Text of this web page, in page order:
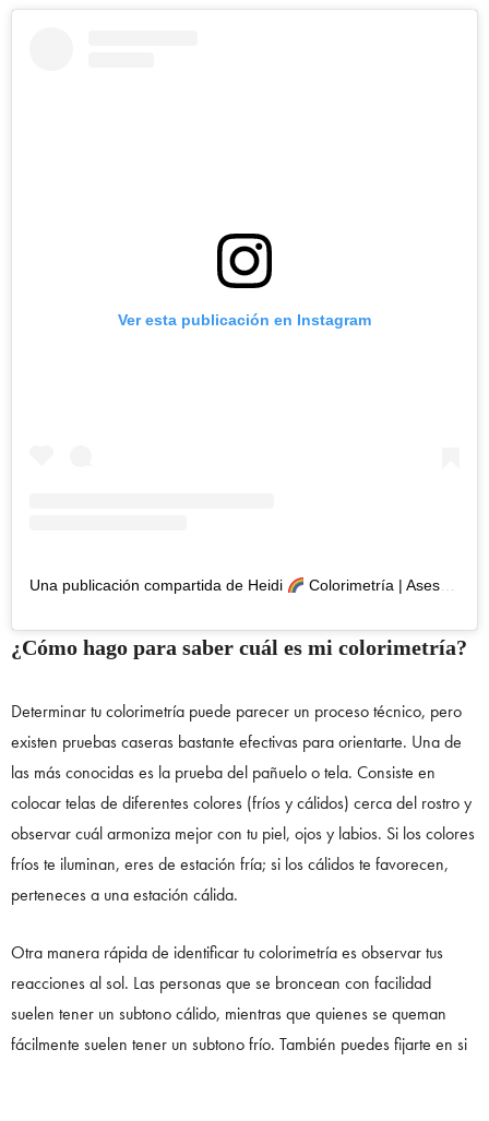
Ver esta publicación en Instagram
Una publicación compartida de Heidi Colorimetría | Asesorías Imagen (@heidicolourvibes)
¿Cómo hago para saber cuál es mi colorimetría?
Determinar tu colorimetría puede parecer un proceso técnico, pero
existen pruebas caseras bastante efectivas para orientarte. Una de
las más conocidas es la prueba del pañuelo o tela. Consiste en
colocar telas de diferentes colores (fríos y cálidos) cerca del rostro y
observar cuál armoniza mejor con tu piel, ojos y labios. Si los colores
fríos te iluminan, eres de estación fría; si los cálidos te favorecen,
perteneces a una estación cálida.
Otra manera rápida de identificar tu colorimetría es observar tus
reacciones al sol. Las personas que se broncean con facilidad
suelen tener un subtono cálido, mientras que quienes se queman
fácilmente suelen tener un subtono frío. También puedes fijarte en si